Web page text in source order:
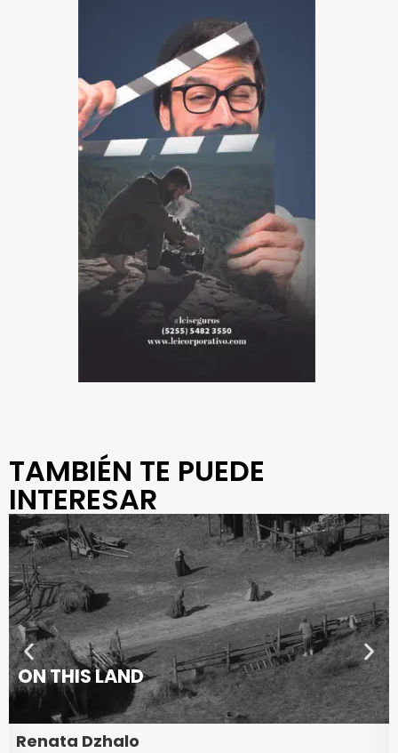
TAMBIÉN TE PUEDE
INTERESAR
ON THIS LAND
Renata Dzhalo